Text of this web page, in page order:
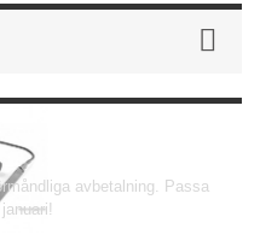
avbetalning. Passa